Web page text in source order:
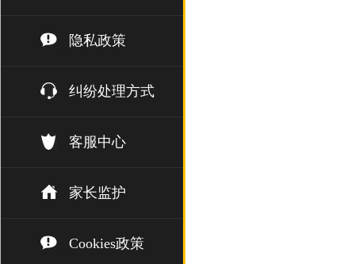
隐私政策
纠纷处理方式
客服中心
家长监护
Cookies政策